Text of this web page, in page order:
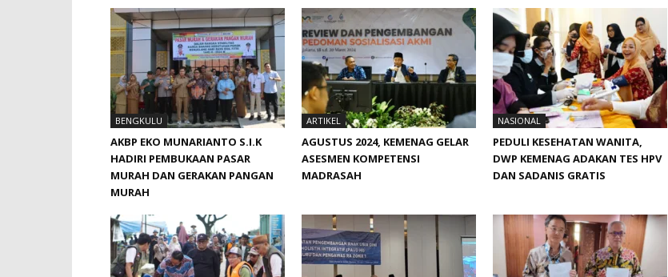
BENGKULU
AKBP EKO MUNARIANTO S.I.K
HADIRI PEMBUKAAN PASAR
MURAH DAN GERAKAN PANGAN
MURAH
ARTIKEL
AGUSTUS 2024, KEMENAG GELAR
ASESMEN KOMPETENSI
MADRASAH
NASIONAL
PEDULI KESEHATAN WANITA,
DWP KEMENAG ADAKAN TES HPV
DAN SADANIS GRATIS